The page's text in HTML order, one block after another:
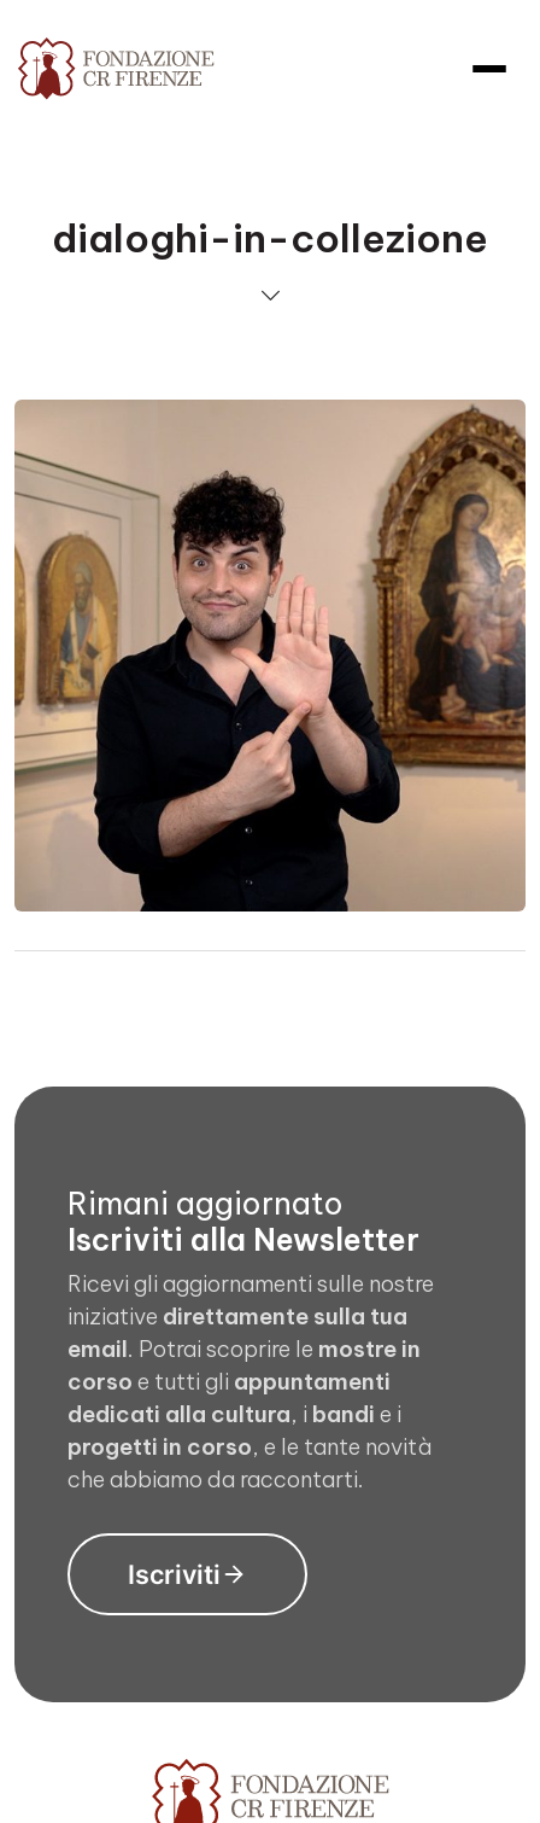
dialoghi-in-collezione
Rimani aggiornato
Iscriviti alla Newsletter
Ricevi gli aggiornamenti sulle nostre
iniziative direttamente sulla tua
email. Potrai scoprire le mostre in
corso e tutti gli appuntamenti
dedicati alla cultura, i bandi e i
progetti in corso, e le tante novità
che abbiamo da raccontarti.
Iscriviti